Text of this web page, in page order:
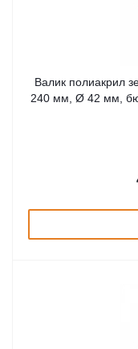
Валик полиакрил
240 мм, Ø 42 мм,